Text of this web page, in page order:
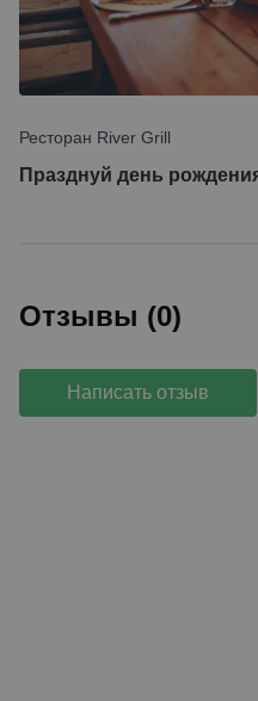
Ресторан River Grill
Празднуй день
Отзывы (0)
Написать отзыв